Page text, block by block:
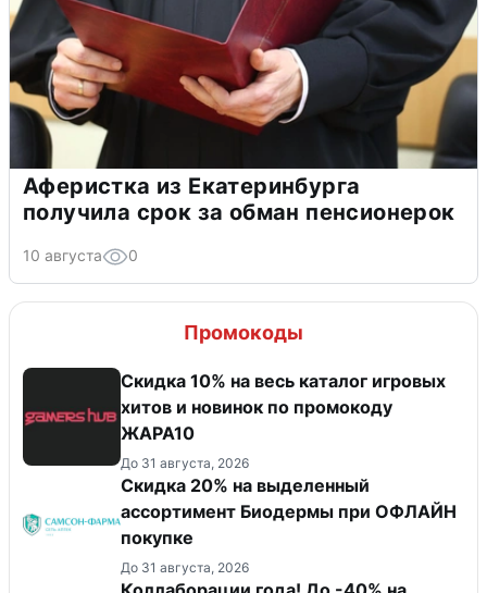
Аферистка из Екатеринбурга
получила срок за обман пенсионерок
10 августа 0
Промокоды
Скидка 10% на весь каталог игровых
хитов и новинок по промокоду
ЖАРА10
До 31 августа, 2026
Скидка 20% на выделенный
ассортимент Биодермы при ОФЛАЙН
покупке
До 31 августа, 2026